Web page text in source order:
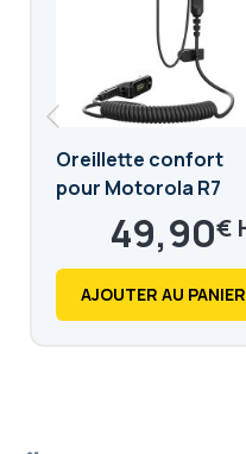
Oreillette confort
pour Motorola R7
49,90€
59,88
AJOUTER AU PANIER